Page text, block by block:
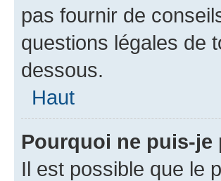
pas fournir de
questions légales de
dessous.
Haut
Pourquoi ne puis-je
Il est possible que le